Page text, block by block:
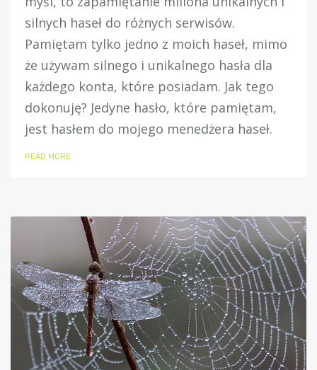
silnych haseł do różnych serwisów.
Pamiętam tylko jedno z moich haseł, mimo
że używam silnego i unikalnego hasła dla
każdego konta, które posiadam. Jak tego
dokonuję? Jedyne hasło, które pamiętam,
jest hasłem do mojego menedżera haseł.
READ MORE